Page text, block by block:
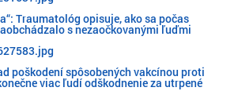
Traumatológ opisuje, ako sa počas
s nezaočkovanými ľuďmi
poškodení spôsobených vakcínou proti
viac ľudí odškodnenie za utrpené